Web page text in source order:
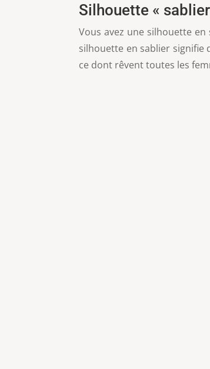
Silhouette «
Vous avez une silhouette
silhouette en sablier signifie
ce dont rêvent toutes les